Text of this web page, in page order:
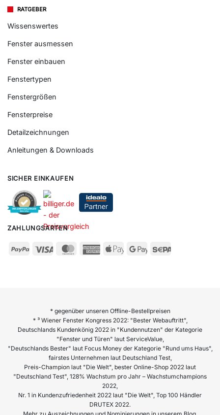
RATGEBER
Wissenswertes
Fenster ausmessen
Fenster einbauen
Fenstertypen
Fenstergrößen
Fensterpreise
Detailzeichnungen
Anleitungen & Downloads
SICHER EINKAUFEN
ZAHLUNGSARTEN
* gegenüber unseren Offline-Bestellpreisen
* ³ Wiener Fenster Kongress 2022: "Bester Webauftritt",
Deutschlands Kundenkönig 2022 in "Kundennutzen" der Kategorie
"Fenster und Türen" laut ServiceValue,
"Deutschlands Bester" laut Focus Money der Kategorie "Rund ums Haus",
fairstes Unternehmen laut Deutschland Test,
Preis-Champion laut "Die Welt", bester Online-Shop 2022 laut
"Deutschland Test", 128% Wachstum pro Jahr – Wachstumchampions
2022,
Nr. 1 in Kundenzufriedenheit 2022 laut "Die Welt", Top 100 Händler
DRUTEX 2022.